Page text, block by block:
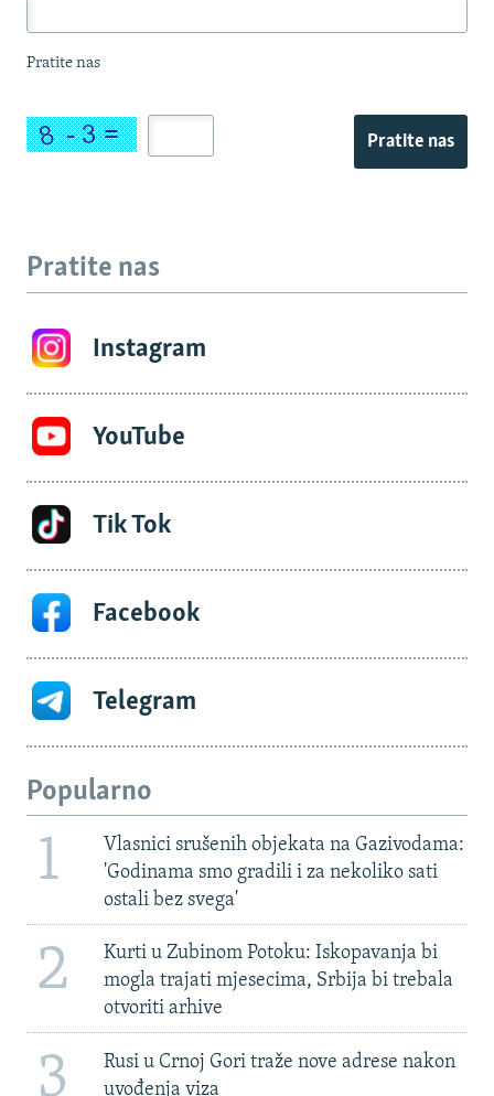
Pratite nas
Pratite nas
Pratite nas
Instagram
YouTube
Tik Tok
Facebook
Telegram
Popularno
1
Vlasnici srušenih objekata na Gazivodama:
'Godinama smo gradili i za nekoliko sati
ostali bez svega'
2
Kurti u Zubinom Potoku: Iskopavanja bi
mogla trajati mjesecima, Srbija bi trebala
otvoriti arhive
3
Rusi u Crnoj Gori traže nove adrese nakon
uvođenja viza